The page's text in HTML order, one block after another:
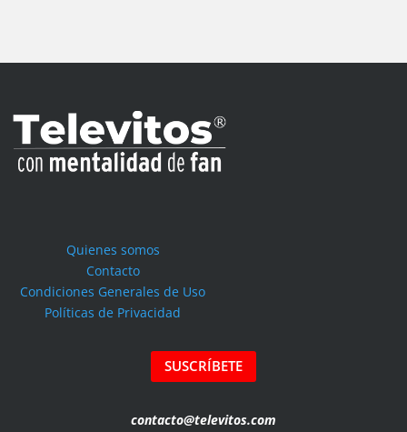
Quienes somos
Contacto
Condiciones Generales de Uso
Políticas de Privacidad
SUSCRÍBETE
contacto@televitos.com